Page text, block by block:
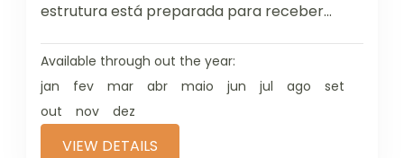
estrutura está preparada para receber
medidas de prevenção.Além...
Available through out the year:
jan
fev mar abr maio jun jul ago
set
out
nov dez
VIEW DETAILS